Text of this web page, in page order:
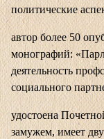
политические
автор более 50
монографий:
деятельность
социального
удостоена
замужем, имеет